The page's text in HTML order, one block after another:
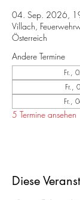
04. Sep. 2026,
Villach,
Österreich
Andere Termine
Fr.,
Fr.,
Fr.,
5 Termine ansehen
Diese